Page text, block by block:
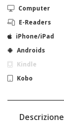
Computer
E-Readers
iPhone/iPad
Androids
Kindle
Kobo
Descrizione